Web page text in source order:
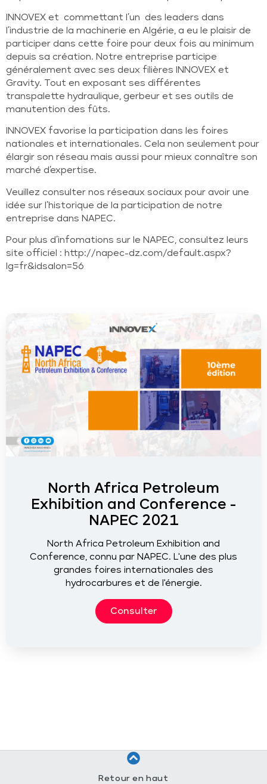
INNOVEX et commettant l’un des leaders dans
l’industrie de la machinerie en Algérie, a eu le plaisir de
participer dans cette foire pour deux fois au minimum
depuis sa création. Notre entreprise participe
généralement avec ses deux filières INNOVEX et
Gravity. Tout en exposant ses différentes
transpalette hydraulique, gerbeur et ses outils de
manutention des fûts.
INNOVEX favorise la participation dans les foires
nationales et internationales. Cela non seulement pour
élargir son réseau mais aussi pour mieux connaître son
marché d’expertise.
Veuillez consulter nos réseaux sociaux pour avoir une
idée sur l’historique de la participation de notre
entreprise dans NAPEC.
Pour plus d’infomations sur le NAPEC, consultez leurs
site officiel : http://napec-dz.com/default.aspx?
lg=fr&idsalon=56
North Africa Petroleum
Exhibition and Conference -
NAPEC 2021
North Africa Petroleum Exhibition and
Conference, connu par NAPEC. L'une des plus
grandes foires internationales des
hydrocarbures et de l'énergie.
Consulter
Retour en haut